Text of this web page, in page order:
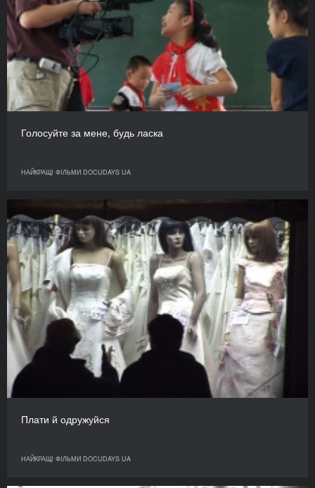
Голосуйте за мене, будь ласка
НАЙКРАЩІ ФІЛЬМИ DOCUDAYS UA
Плати й одружуйся
НАЙКРАЩІ ФІЛЬМИ DOCUDAYS UA